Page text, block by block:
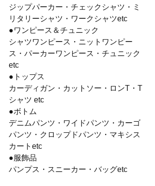
ジップパーカー・チェックシャツ・ミ
リタリーシャツ・ワークシャツetc
●ワンピース＆チュニック
シャツワンピース・ニットワンピー
ス・パーカーワンピース・チュニック
etc
●トップス
カーディガン・カットソー・ロンT・T
シャツ etc
●ボトム
デニムパンツ・ワイドパンツ・カーゴ
パンツ・クロップドパンツ・マキシス
カートetc
●服飾品
パンプス・スニーカー・バッグetc